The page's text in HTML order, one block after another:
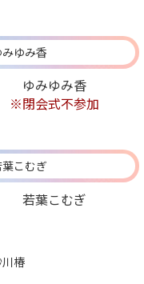
ゆみゆみ香
※閉会式不参加
若葉こむぎ